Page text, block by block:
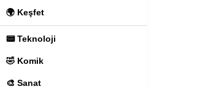
🌍 Keşfet
📟 Teknoloji
🤣 Komik
🎨 Sanat